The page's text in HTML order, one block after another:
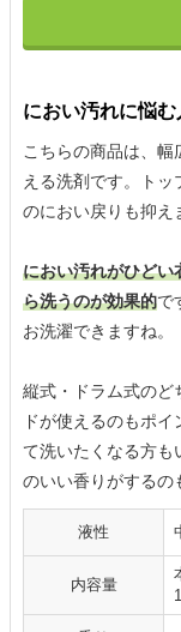
におい汚れに悩
こちらの商品は、幅
える洗剤です。ト
のにおい戻りも抑え
におい汚れがひどい
ら洗うのが効果的で
お洗濯できますね。
縦式・ドラム式のど
ドが使えるのもポ
て洗いたくなる方
のいい香りがするの
液性
内容量